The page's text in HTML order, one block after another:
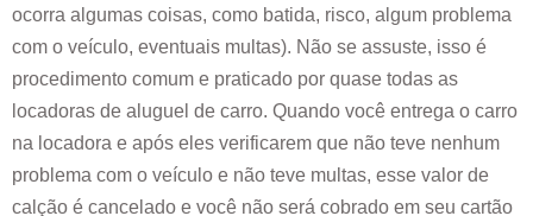
ocorra algumas coisas, como batida, risco, algum problema
com o veículo, eventuais multas). Não se assuste, isso é
procedimento comum e praticado por quase todas as
locadoras de aluguel de carro. Quando você entrega o carro
na locadora e após eles verificarem que não teve nenhum
problema com o veículo e não teve multas, esse valor de
calção é cancelado e você não será cobrado em seu cartão